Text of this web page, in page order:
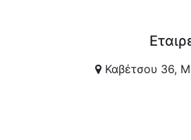
Καβέτσου 36,